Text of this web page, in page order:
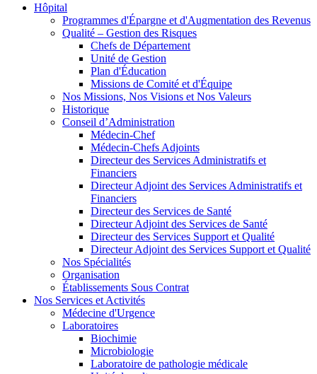
Hôpital
Programmes d'Épargne et d'Augmentation des Revenus
Qualité – Gestion des Risques
Chefs de Département
Unité de Gestion
Plan d'Éducation
Missions de Comité et d'Équipe
Nos Missions, Nos Visions et Nos Valeurs
Historique
Conseil d’Administration
Médecin-Chef
Médecin-Chefs Adjoints
Directeur des Services Administratifs et
Financiers
Directeur Adjoint des Services Administratifs et
Financiers
Directeur des Services de Santé
Directeur Adjoint des Services de Santé
Directeur des Services Support et Qualité
Directeur Adjoint des Services Support et Qualité
Nos Spécialités
Organisation
Établissements Sous Contrat
Nos Services et Activités
Médecine d'Urgence
Laboratoires
Biochimie
Microbiologie
Laboratoire de pathologie médicale